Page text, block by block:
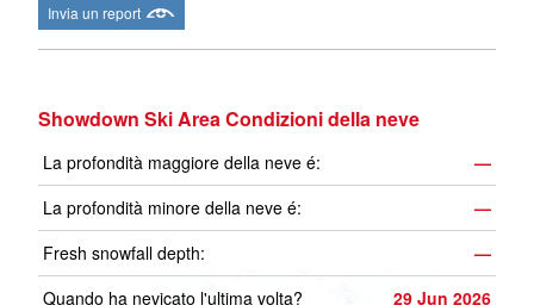
Invia un report
Showdown Ski Area Condizioni della neve
La profondità maggiore della neve é:
—
La profondità minore della neve é:
—
Fresh snowfall depth:
—
Quando ha nevicato l'ultima volta?
29 Jun 2026